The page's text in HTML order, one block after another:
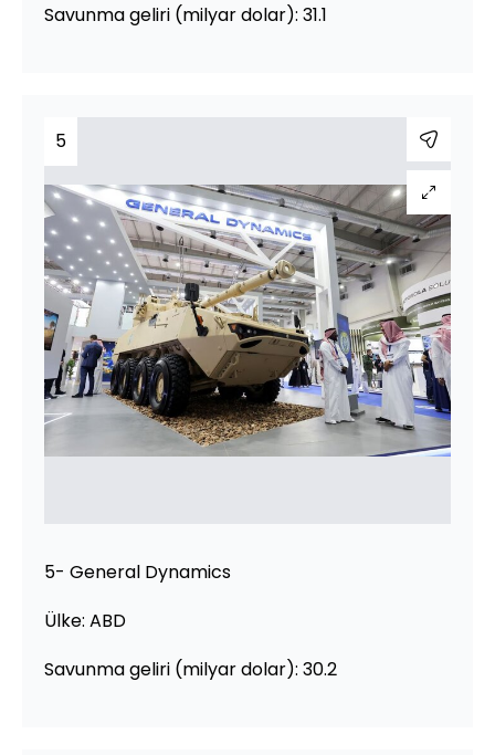
Savunma geliri (milyar dolar): 31.1
5
5- General Dynamics
Ülke: ABD
Savunma geliri (milyar dolar): 30.2